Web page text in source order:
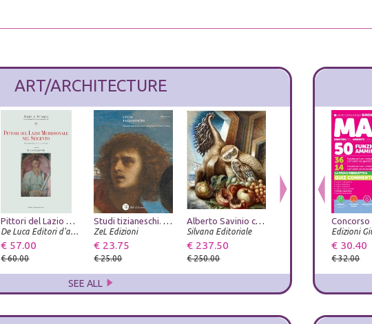
ART/ARCHITECTURE
Pittori del Lazio meridionale nel Seicento. Orazio Zecca e gli altri
De Luca Editori d'arte
€ 57.00
€ 60.00
Studi tizianeschi. Annuario della Fondazione Centro studi Tiziano e Cadore. Ediz. illustrata. Vol. 15
ZeL Edizioni
€ 23.75
€ 25.00
Alberto Savinio catalogo ragionato
Silvana Editoriale
€ 237.50
€ 250.00
Metamorfosi. Ovidio e le arti. Catalogo della mostra (Roma, 23 giugno-20 settembre 2026). Ediz. illustrata
Umberto Allemandi
SEE ALL
€ 30.40
€ 32.00